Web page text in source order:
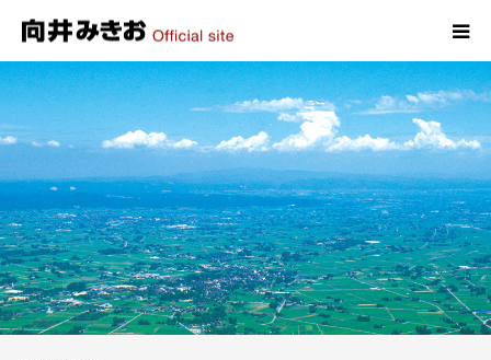
HOME
プロフィール
政策
活動報告